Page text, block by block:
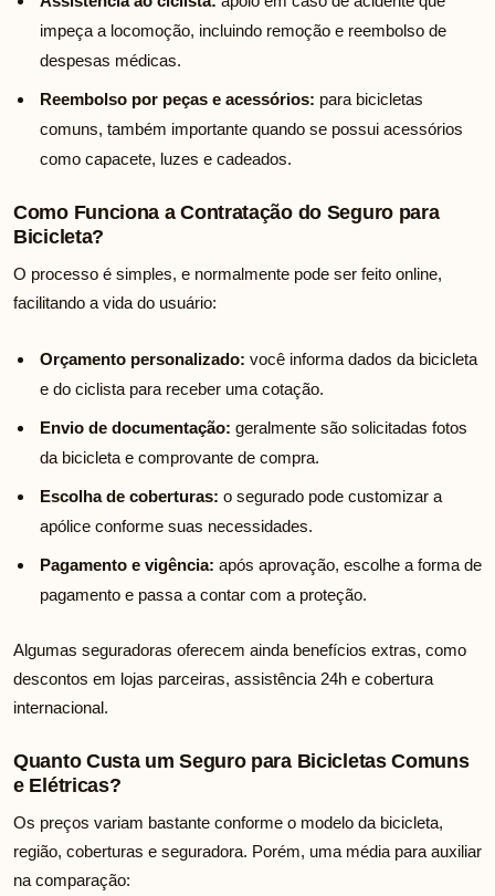
impeça a locomoção, incluindo remoção e reembolso de
despesas médicas.
Reembolso por peças e acessórios: para bicicletas
comuns, também importante quando se possui acessórios
como capacete, luzes e cadeados.
Como Funciona a Contratação do Seguro para
Bicicleta?
O processo é simples, e normalmente pode ser feito online,
facilitando a vida do usuário:
Orçamento personalizado: você informa dados da bicicleta
e do ciclista para receber uma cotação.
Envio de documentação: geralmente são solicitadas fotos
da bicicleta e comprovante de compra.
Escolha de coberturas: o segurado pode customizar a
apólice conforme suas necessidades.
Pagamento e vigência: após aprovação, escolhe a forma de
pagamento e passa a contar com a proteção.
Algumas seguradoras oferecem ainda benefícios extras, como
descontos em lojas parceiras, assistência 24h e cobertura
internacional.
Quanto Custa um Seguro para Bicicletas Comuns
e Elétricas?
Os preços variam bastante conforme o modelo da bicicleta,
região, coberturas e seguradora. Porém, uma média para auxiliar
na comparação: